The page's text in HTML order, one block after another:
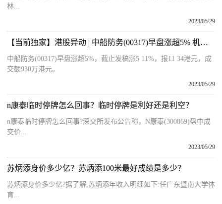
林...
2023/05/29
【当前独家】港股异动 | 中船防务(00317)早盘涨超5% 机构称船舶市场新船订单轮动明显 关注船舶长期投资价值
中船防务(00317)早盘涨超5%，截止发稿涨5 11%，报11 34港元，成
交额930万港元。
2023/05/29
n康泰临时停牌怎么回事？临时停牌是利好还是利空？
n康泰临时停牌怎么回事?深交所发布公告称，N康泰(300869)盘中成
交价...
2023/05/29
苏炳添身价多少亿？苏炳添100米最好成绩是多少？
苏炳添身价多少亿?据了解,苏炳添年收入明细如下:任广东暨南大学体
育...